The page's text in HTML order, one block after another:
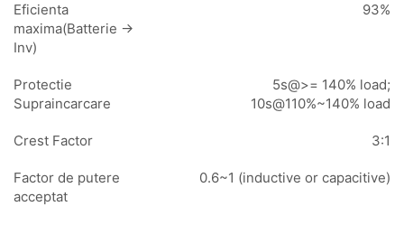
Eficienta
maxima(Batterie ->
Inv)
93%
Protectie
Supraincarcare
5s@>= 140% load;
10s@110%~140% load
Crest Factor 3:1
Factor de putere
acceptat
0.6~1 (inductive or capacitive)